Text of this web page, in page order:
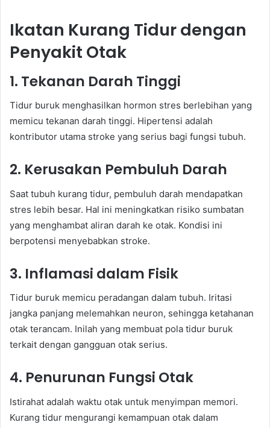
Ikatan Kurang Tidur dengan
Penyakit Otak
1. Tekanan Darah Tinggi
Tidur buruk menghasilkan hormon stres berlebihan yang
memicu tekanan darah tinggi. Hipertensi adalah
kontributor utama stroke yang serius bagi fungsi tubuh.
2. Kerusakan Pembuluh Darah
Saat tubuh kurang tidur, pembuluh darah mendapatkan
stres lebih besar. Hal ini meningkatkan risiko sumbatan
yang menghambat aliran darah ke otak. Kondisi ini
berpotensi menyebabkan stroke.
3. Inflamasi dalam Fisik
Tidur buruk memicu peradangan dalam tubuh. Iritasi
jangka panjang melemahkan neuron, sehingga ketahanan
otak terancam. Inilah yang membuat pola tidur buruk
terkait dengan gangguan otak serius.
4. Penurunan Fungsi Otak
Istirahat adalah waktu otak untuk menyimpan memori.
Kurang tidur mengurangi kemampuan otak dalam